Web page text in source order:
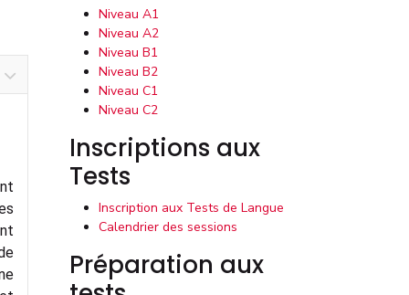
Niveau A1
Niveau A2
Niveau B1
Niveau B2
Niveau C1
Niveau C2
Inscriptions aux
Tests
Inscription aux Tests de Langue
Calendrier des sessions
Préparation aux